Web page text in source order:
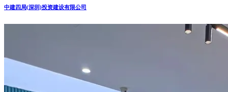
中建四局(深圳)投资建设有限公司